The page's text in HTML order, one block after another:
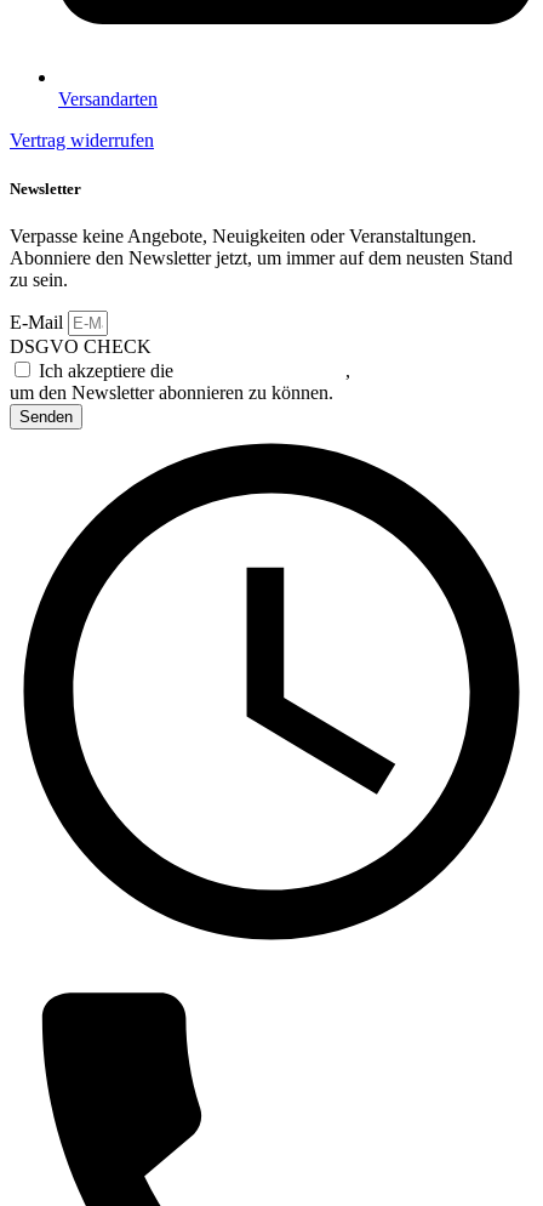
Versandarten
Vertrag widerrufen
Newsletter
Verpasse keine Angebote, Neuigkeiten oder Veranstaltungen.
Abonniere den Newsletter jetzt, um immer auf dem neusten Stand
zu sein.
E-Mail
DSGVO CHECK
Ich akzeptiere die
,
um den Newsletter abonnieren zu können.
Senden